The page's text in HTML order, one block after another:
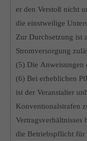
er den Verstoß nicht
die einstweilige
Zur Durchsetzung ist
Stromversorgung
(5) Die Anweisungen
(6) Bei erheblichen
ist der Veranstalter
Konventionalstrafen
Vertragsverhältnisses
die Betriebspflicht für